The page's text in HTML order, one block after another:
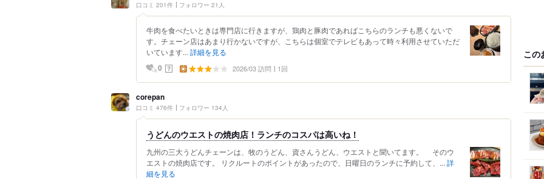
口コミ 201件 フォロワー 21人
牛肉を食べたいときは専門店に行きますが、鶏肉と豚肉であればこちらのランチも悪くないで
す。チェーン店はあまり行かないですが、こちらは個室でテレビもあって時々利用させていただ
いています... 詳細を見る
0 ？ 2026/03 訪問 1回
corepan
口コミ 476件 フォロワー 134人
うどんのウエストの焼肉店！ランチのコスパは高いね！
九州の三大うどんチェーンは、牧のうどん、資さんうどん、ウエストと聞いてます。 そのウ
エストの焼肉店です。 リクルートのポイントがあったので、日曜日のランチに予約して、... 詳
細を見る
この